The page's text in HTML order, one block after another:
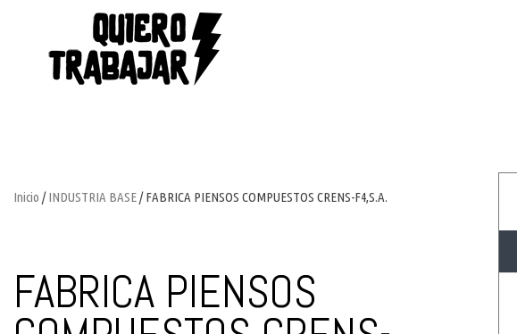
Inicio /INDUSTRIA BASE/ FABRICA PIENSOS COMPUESTOS CRENS-F4,S.A.
FABRICA PIENSOS